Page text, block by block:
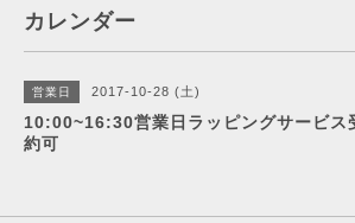
カレンダー
営業日 2017-10-28 (土)
10:00~16:30営業日ラッピングサービス
約可